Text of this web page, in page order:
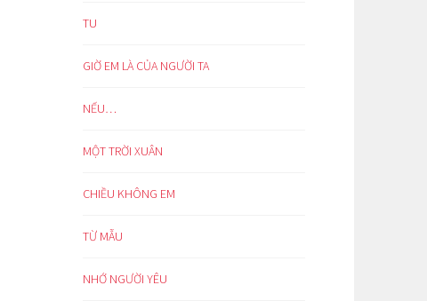
TU
GIỜ EM LÀ CỦA NGƯỜI TA
NẾU…
MỘT TRỜI XUÂN
CHIỀU KHÔNG EM
TỪ MẪU
NHỚ NGƯỜI YÊU